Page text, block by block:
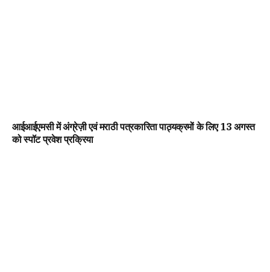
आईआईएमसी में अंग्रेज़ी एवं मराठी पत्रकारिता पाठ्यक्रमों के लिए 13 अगस्त
को स्पॉट प्रवेश प्रक्रिया